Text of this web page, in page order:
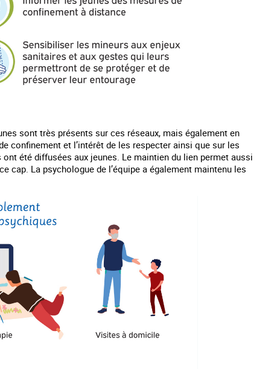
sont très présents sur ces réseaux, mais également en
confinement et l’intérêt de les respecter ainsi que sur les
été diffusées aux jeunes. Le maintien du lien permet aussi
cap. La psychologue de l’équipe a également maintenu les